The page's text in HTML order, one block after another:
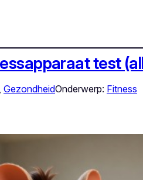
test
, GezondheidOnderwerp: Fitness